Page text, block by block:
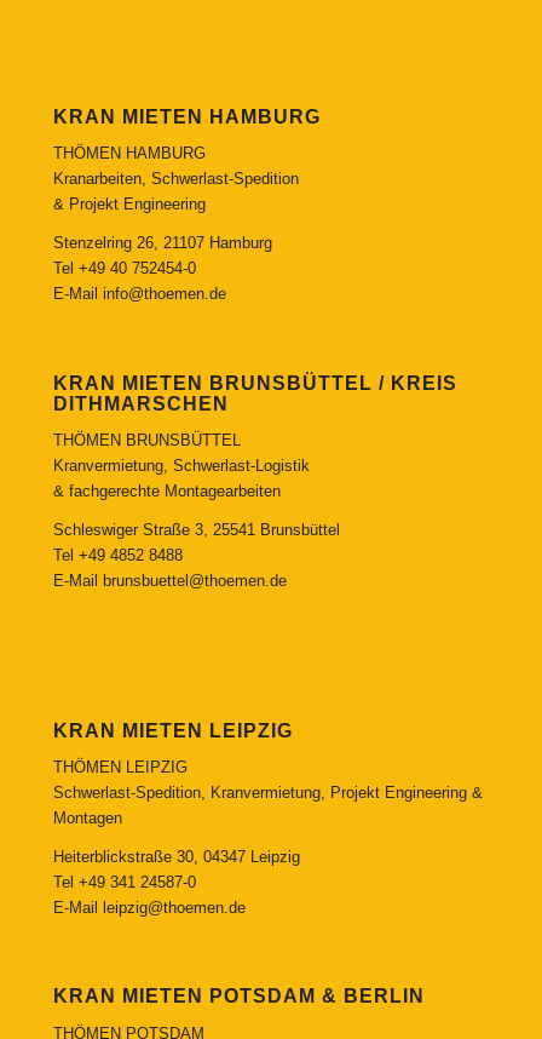
KRAN MIETEN HAMBURG
THÖMEN HAMBURG
Kranarbeiten, Schwerlast-Spedition
& Projekt Engineering
Stenzelring 26, 21107 Hamburg
Tel +49 40 752454-0
E-Mail info@thoemen.de
KRAN MIETEN BRUNSBÜTTEL / KREIS
DITHMARSCHEN
THÖMEN BRUNSBÜTTEL
Kranvermietung, Schwerlast-Logistik
& fachgerechte Montagearbeiten
Schleswiger Straße 3, 25541 Brunsbüttel
Tel +49 4852 8488
E-Mail
brunsbuettel@thoemen.de
KRAN MIETEN LEIPZIG
THÖMEN LEIPZIG
Schwerlast-Spedition, Kranvermietung, Projekt Engineering &
Montagen
Heiterblickstraße 30, 04347 Leipzig
Tel +49 341 24587-0
E-Mail
leipzig@thoemen.de
KRAN MIETEN POTSDAM & BERLIN
THÖMEN POTSDAM